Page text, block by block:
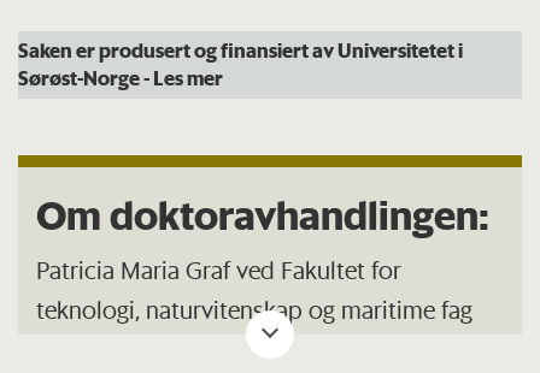
Saken er produsert og finansiert av Universitetet i
Sørøst-Norge- Les mer
Om doktoravhandlingen:
Patricia Maria Graf ved Fakultet for
teknologi, naturvitenskap og maritime fag
disputerte 24. februar på HSN, campus Bø